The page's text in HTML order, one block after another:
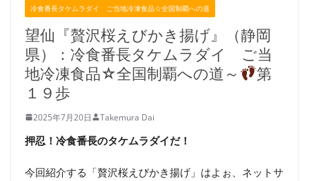
ん。』～”おいしさ”をアピール
冷食番長タケムラダイ ご当地冷凍食品☆全国制覇への道
望仙『贅沢桜えびかき揚げ』（静岡
県）：冷食番長タケムラダイ ご当
地冷凍食品☆全国制覇への道～
第
１９歩
2025年7月20日 Takemura Dai
押忍！冷食番長のタケムラダイだ！
今回紹介する「贅沢桜えびかき揚げ」はよぉ、ネットサ